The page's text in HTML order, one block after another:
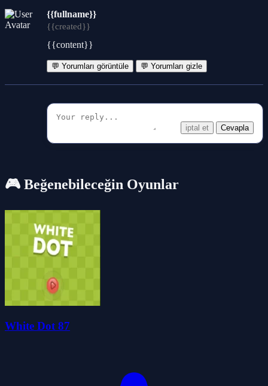
{{fullname}}
{{created}}
{{content}}
💬 Yorumları görüntüle 💬 Yorumları gizle
iptal et Cevapla
🎮 Beğenebileceğin Oyunlar
White Dot 87